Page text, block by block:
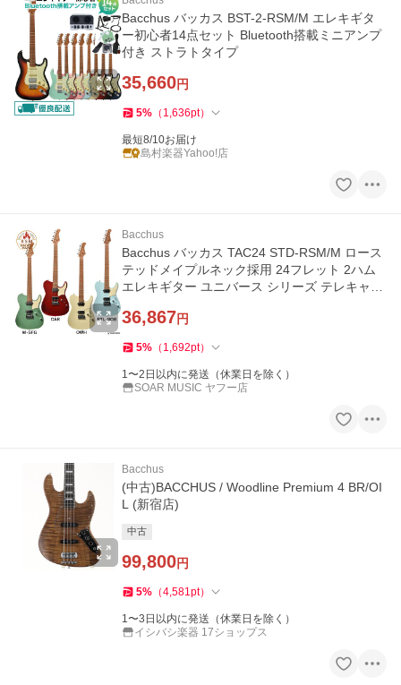
Bacchus バッカス BST-2-RSM/M エレキギタ
ー初心者14点セット Bluetooth搭載ミニアンプ
付き ストラトタイプ
35,660円
5% （ 1,636pt）
最短8/10お届け
島村楽器Yahoo!店
Bacchus
Bacchus バッカス TAC24 STD-RSM/M ロース
テッドメイプルネック採用 24フレット 2ハム
エレキギター ユニバース シリーズ テレキャス
36,867円
5% （ 1,692pt）
1〜2日以内に発送（休業日を除く）
SOAR MUSIC ヤフー店
Bacchus
(中古)BACCHUS / Woodline Premium 4 BR/OI
L (新宿店)
中古
99,800円
5% （4,581pt）
1〜3日以内に発送（休業日を除く）
イシバシ楽器 17ショップス